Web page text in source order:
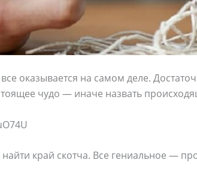
оказывается на самом деле.
чудо — иначе назвать
край скотча. Все гениальное —